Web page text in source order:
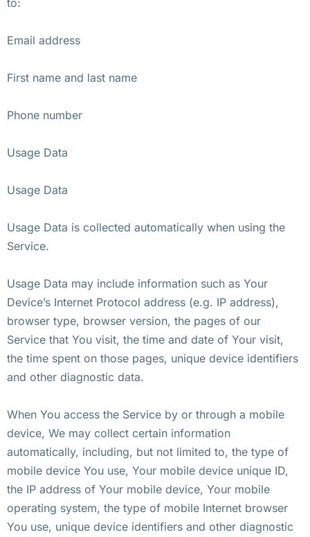
Email address
First name and last name
Phone number
Usage Data
Usage Data
Usage Data is collected automatically when using the
Service.
Usage Data may include information such as Your
Device’s Internet Protocol address (e.g. IP address),
browser type, browser version, the pages of our
Service that You visit, the time and date of Your visit,
the time spent on those pages, unique device identifiers
and other diagnostic data.
When You access the Service by or through a mobile
device, We may collect certain information
automatically, including, but not limited to, the type of
mobile device You use, Your mobile device unique ID,
the IP address of Your mobile device, Your mobile
operating system, the type of mobile Internet browser
You use, unique device identifiers and other diagnostic